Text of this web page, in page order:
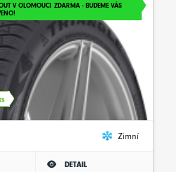
V OLOMOUCI ZDARMA - BUDEME VÁS
Zimní
DETAIL